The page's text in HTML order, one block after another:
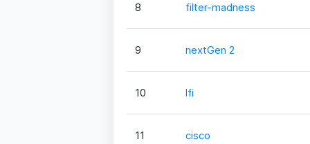
8 filter-madness
9 nextGen 2
10 lfi
11 cisco